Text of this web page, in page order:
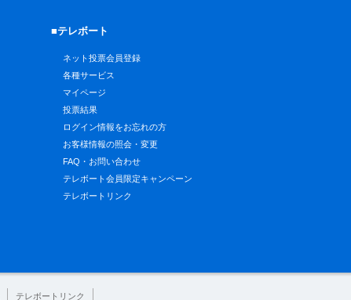
■テレボート
ネット投票会員登録
各種サービス
マイページ
投票結果
ログイン情報をお忘れの方
お客様情報の照会・変更
FAQ・お問い合わせ
テレボート会員限定キャンペーン
テレボートリンク
テレボートリンク